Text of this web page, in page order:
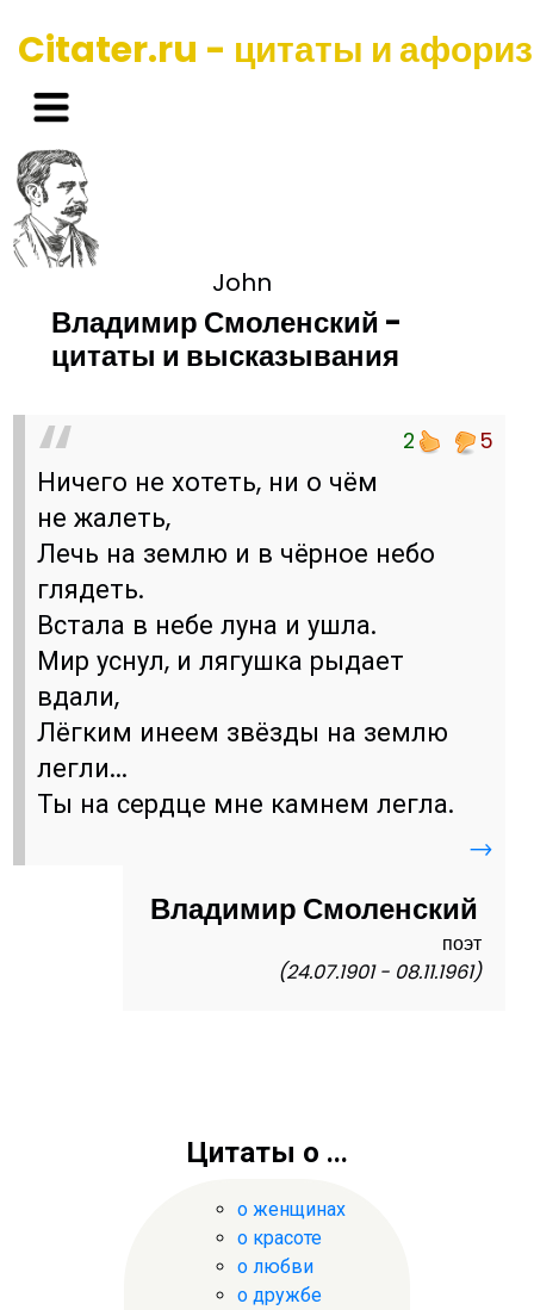
Citater.ru - цитаты и
John
Владимир Смоленский -
цитаты и высказывания
2 5
Ничего не хотеть, ни о чём
не жалеть,
Лечь на землю и в чёрное небо
глядеть.
Встала в небе луна и ушла.
Мир уснул, и лягушка рыдает
вдали,
Лёгким инеем звёзды на землю
легли...
Ты на сердце мне камнем легла.
→
Владимир Смоленский
поэт
(24.07.1901 - 08.11.1961)
Цитаты о ...
о женщинах
о красоте
о любви
о дружбе